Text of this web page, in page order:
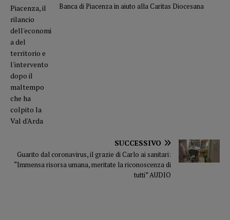
Banca di Piacenza in aiuto alla Caritas Diocesana
SUCCESSIVO
Guarito dal coronavirus, il grazie di Carlo ai sanitari:
“Immensa risorsa umana, meritate la riconoscenza di
tutti” AUDIO